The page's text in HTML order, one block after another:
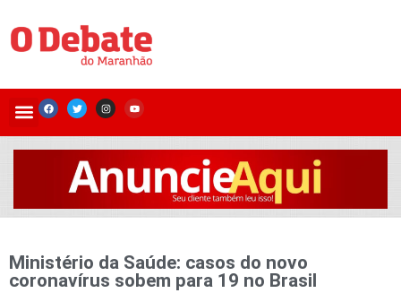
Ministério da Saúde: casos do novo
coronavírus sobem para 19 no Brasil